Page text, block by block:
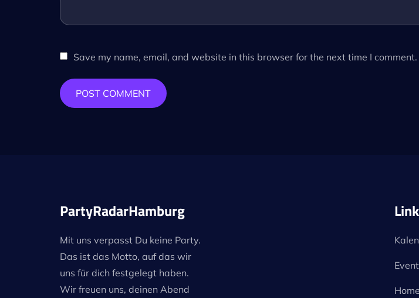
Save my name, email, and website in this browser for the next time I comment.
PartyRadarHamburg
Mit uns verpasst Du keine Party.
Das ist das Motto, auf das wir
uns für dich festgelegt haben.
Wir freuen uns, deinen Abend
Home